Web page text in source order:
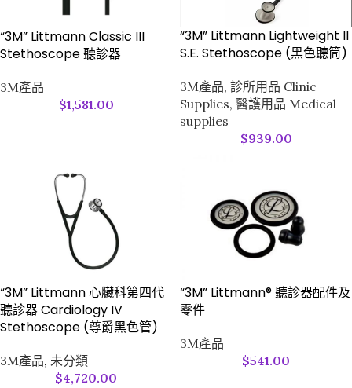
“3M” Littmann Classic III
Stethoscope 聽診器
3M產品
$1,581.00
“3M” Littmann Lightweight II
S.E. Stethoscope (黑色聽筒)
3M產品, 診所用品 Clinic
Supplies, 醫護用品 Medical
supplies
$939.00
“3M” Littmann 心臟科第四代
聽診器 Cardiology IV
Stethoscope (尊爵黑色管)
3M產品, 未分類
$4,720.00
“3M” Littmann® 聽診器配件及
零件
3M產品
$541.00